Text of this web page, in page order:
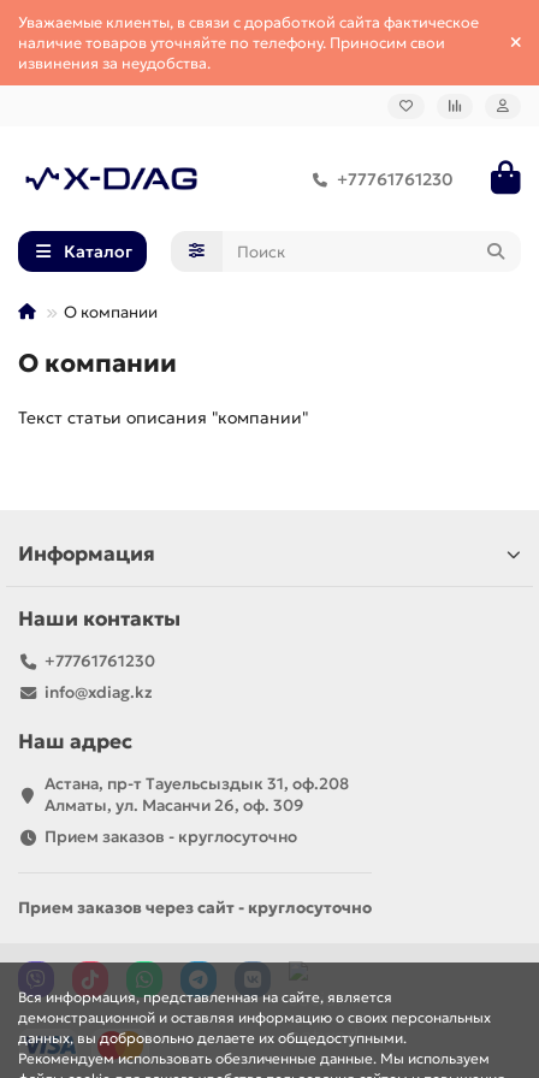
Уважаемые клиенты, в связи с доработкой сайта фактическое
наличие товаров уточняйте по телефону. Приносим свои
извинения за неудобства.
+77761761230
Каталог
О компании
О компании
Текст статьи описания "компании"
Вся информация, представленная на сайте, является
демонстрационной и оставляя информацию о своих персональных
данных, вы добровольно делаете их общедоступными.
Рекомендуем использовать обезличенные данные. Мы используем
Информация
Наши контакты
+77761761230
info@xdiag.kz
Наш адрес
Астана, пр-т Тауельсыздык 31, оф.208
Алматы, ул. Масанчи 26, оф. 309
Прием заказов - круглосуточно
Прием заказов через сайт - круглосуточно